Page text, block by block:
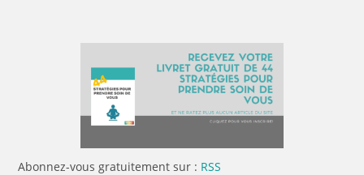
Abonnez-vous gratuitement sur : RSS